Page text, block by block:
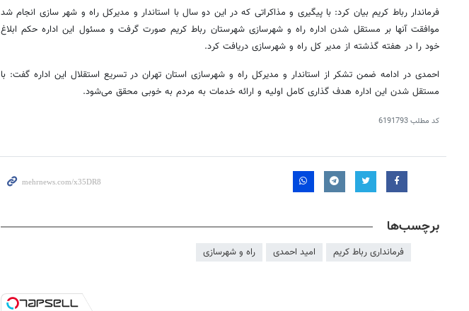
فرماندار رباط کریم بیان کرد: با پیگیری و مذاکراتی که در این دو سال با استاندار و مدیرکل راه و شهر سازی انجام شد
موافقت آنها بر مستقل شدن اداره راه و شهرسازی شهرستان رباط کریم صورت گرفت و مسئول این اداره حکم ابلاغ
خود را در هفته گذشته از مدیر کل راه و شهرسازی دریافت کرد. ️
احمدی در ادامه ضمن تشکر از استاندار و مدیرکل راه و شهرسازی استان تهران در تسریع استقلال این اداره گفت: با
مستقل شدن این اداره هدف گذاری کامل اولیه و ارائه خدمات به مردم به خوبی محقق می‌شود.
کد مطلب6191793
برچسب‌ها
فرمانداری رباط کریم امید احمدی راه و شهرسازی